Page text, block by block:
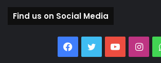
Find us on Social Media
Facebook
TwitterYouTube